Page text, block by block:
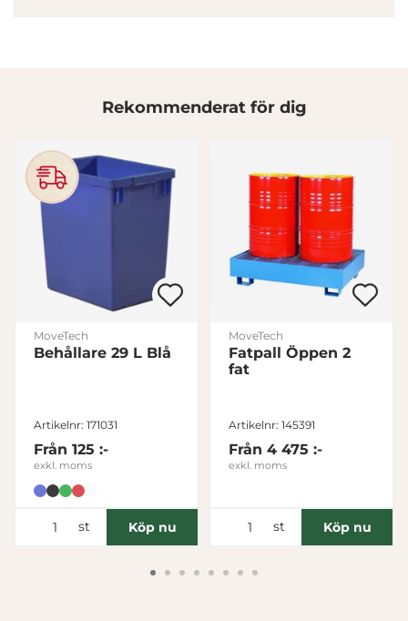
Inställningar
Statistik
Marknadsföring
Tillåt alla
Rekommenderat för dig
MoveTech
Behållare 29 L Blå
Artikelnr: 171031
Från 125 :-
exkl. moms
st Köp nu
MoveTech
Fatpall Öppen 2
fat
Artikelnr: 145391
Från 4 475 :-
exkl. moms
st Köp nu